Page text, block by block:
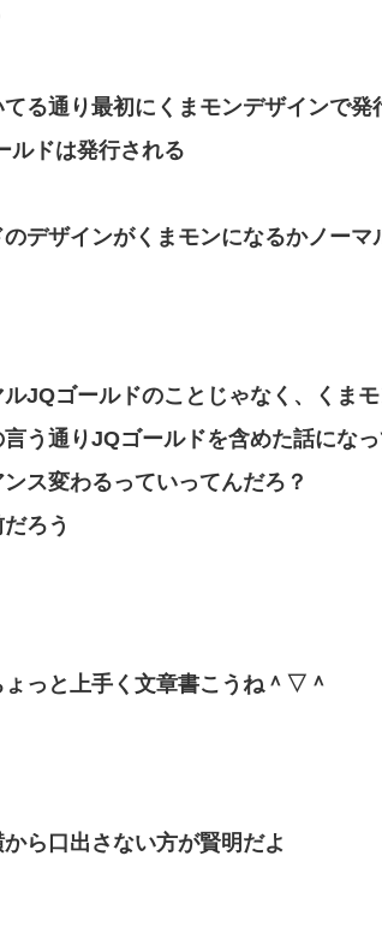
る通り最初にくまモンデザインで
ルドは発行される
デザインがくまモンになるかノー
JQゴールドのことじゃなく、くま
う通りJQゴールドを含めた話にな
ス変わるっていってんだろ？
ろう
っと上手く文章書こうね＾▽＾
ら口出さない方が賢明だよ